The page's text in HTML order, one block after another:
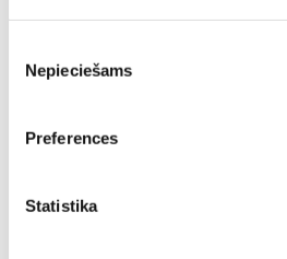
izvēle
Nepieciešams
Preferences
Statistika
ATLIKUMS
ARTIKULS
PIEGĀDES LAIKS, JA PRECE NAV
APRAKSTS